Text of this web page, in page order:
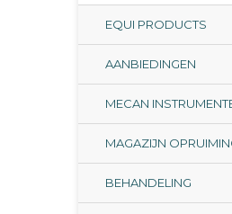
EQUI PRODUCTS
AANBIEDINGEN
MECAN
MAGAZIJN
BEHANDELING